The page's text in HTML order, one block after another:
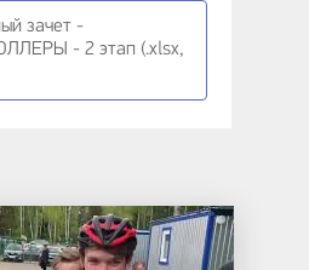
зачет -
- 2 этап (.xlsx,